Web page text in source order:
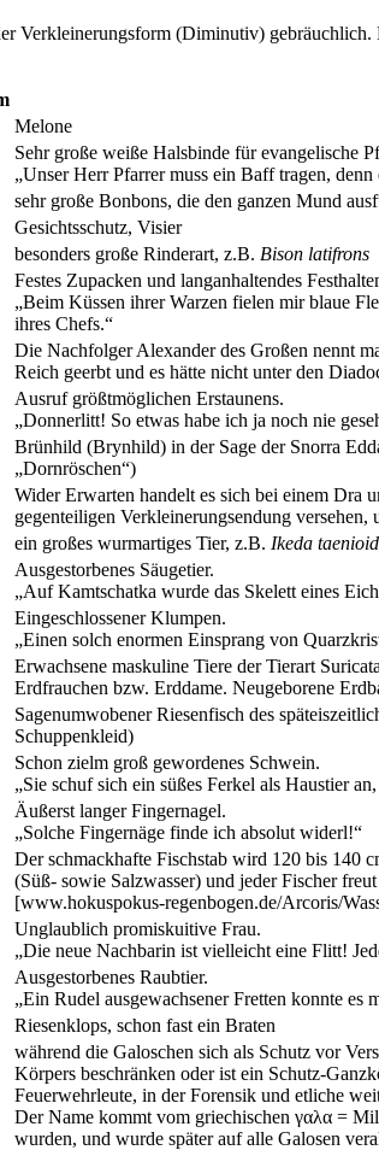
Verkleinerungsform (Diminutiv)
Melone
Sehr große weiße Halsbinde für evangelische
„Unser Herr Pfarrer muss ein Baff tragen,
sehr große Bonbons, die den ganzen Mund
Gesichtsschutz, Visier
besonders große Rinderart, z.B. Bison latifrons
Festes Zupacken und langanhaltendes
„Beim Küssen ihrer Warzen fielen mir blaue
ihres Chefs.“
Die Nachfolger Alexander des Großen nennt
Reich geerbt und es hätte nicht unter den
Ausruf größtmöglichen Erstaunens.
„Donnerlitt! So etwas habe ich ja noch nie
Brünhild (Brynhild) in der Sage der Snorra
„Dornröschen“)
Wider Erwarten handelt es sich bei einem Dra
gegenteiligen Verkleinerungsendung
ein großes wurmartiges Tier, z.B. Ikeda
Ausgestorbenes Säugetier.
„Auf Kamtschatka wurde das Skelett eines
Eingeschlossener Klumpen.
„Einen solch enormen Einsprang von
Erwachsene maskuline Tiere der Tierart
Erdfrauchen bzw. Erddame. Neugeborene
Sagenumwobener Riesenfisch des
Schuppenkleid)
Schon zielm groß gewordenes Schwein.
„Sie schuf sich ein süßes Ferkel als Haustier
Äußerst langer Fingernagel.
„Solche Fingernäge finde ich absolut widerl!“
Der schmackhafte Fischstab wird 120 bis 140
(Süß- sowie Salzwasser) und jeder Fischer
[www.hokuspokus-regenbogen.de/Arcoris/
Unglaublich promiskuitive Frau.
„Die neue Nachbarin ist vielleicht eine Flitt!
Ausgestorbenes Raubtier.
„Ein Rudel ausgewachsener Fretten konnte es
Riesenklops, schon fast ein Braten
während die Galoschen sich als Schutz vor
Körpers beschränken oder ist ein Schutz-
Feuerwehrleute, in der Forensik und etliche
Der Name kommt vom griechischen γαλα =
wurden, und wurde später auf alle Galosen